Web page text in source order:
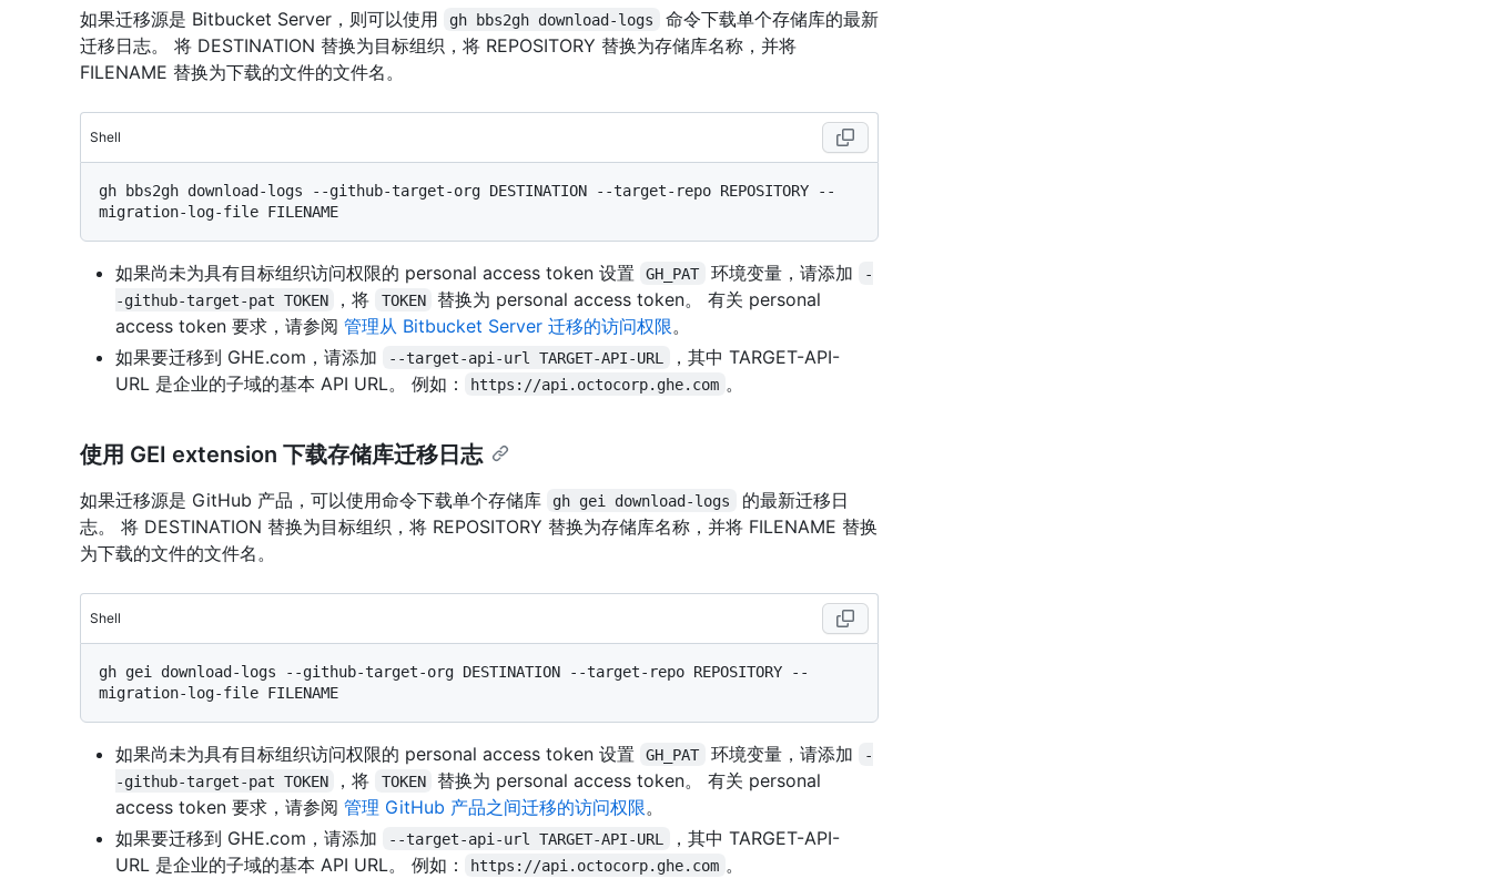
如果迁移源是 Bitbucket Server，则可以使用 gh bbs2gh download-logs
命令下载单个存储库的最新
迁移日志。 将 DESTINATION 替换为目标组织，将 REPOSITORY 替换为存储库名称，并将
FILENAME 替换为下载的文件的文件名。
Shell
gh bbs2gh download-logs --github-target-org DESTINATION --target-repo REPOSITORY --
如果尚未为具有目标组织访问权限的 personal access token 设置 GH_PAT 环境变量，请添加
-
-github-target-pat TOKEN
，将 TOKEN
替换为 personal access token。 有关 personal
access token 要求，请参阅 管理从 Bitbucket Server 迁移的访问权限。
如果要迁移到 GHE.com，请添加
--target-api-url TARGET-API-URL
，其中 TARGET-API-
URL 是企业的子域的基本 API URL。 例如：
https://api.octocorp.ghe.com 。
使用 GEI extension 下载存储库迁移日志
如果迁移源是 GitHub 产品，可以使用命令下载单个存储库 gh gei download-logs
的最新迁移日
志。 将 DESTINATION 替换为目标组织，将 REPOSITORY 替换为存储库名称，并将 FILENAME 替换
为下载的文件的文件名。
Shell
gh gei download-logs --github-target-org DESTINATION --target-repo REPOSITORY --
如果尚未为具有目标组织访问权限的 personal access token 设置 GH_PAT 环境变量，请添加
-
-github-target-pat TOKEN
，将 TOKEN
替换为 personal access token。 有关 personal
access token 要求，请参阅 管理 GitHub 产品之间迁移的访问权限。
如果要迁移到 GHE.com，请添加
--target-api-url TARGET-API-URL
，其中 TARGET-API-
URL 是企业的子域的基本 API URL。 例如：
https://api.octocorp.ghe.com 。